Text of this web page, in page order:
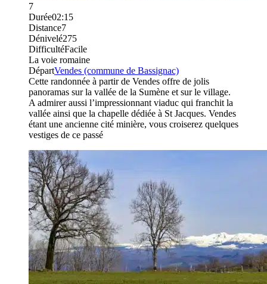
7
Durée02:15
Distance7
Dénivelé275
DifficultéFacile
La voie romaine
DépartVendes (commune de Bassignac)
Cette randonnée à partir de Vendes offre de jolis
panoramas sur la vallée de la Sumène et sur le village.
A admirer aussi l’impressionnant viaduc qui franchit la
vallée ainsi que la chapelle dédiée à St Jacques. Vendes
étant une ancienne cité minière, vous croiserez quelques
vestiges de ce passé